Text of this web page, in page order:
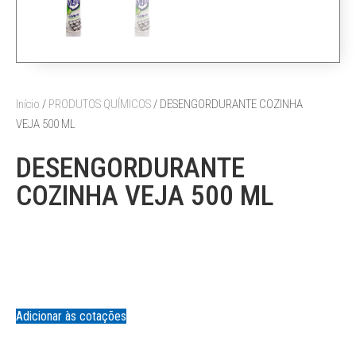
Início / PRODUTOS QUÍMICOS / DESENGORDURANTE COZINHA
VEJA 500 ML
DESENGORDURANTE
COZINHA VEJA 500 ML
Adicionar às cotações